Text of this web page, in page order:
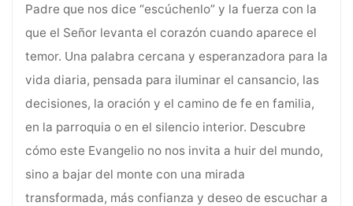
Padre que nos dice “escúchenlo” y la fuerza con la
que el Señor levanta el corazón cuando aparece el
temor. Una palabra cercana y esperanzadora para la
vida diaria, pensada para iluminar el cansancio, las
decisiones, la oración y el camino de fe en familia,
en la parroquia o en el silencio interior. Descubre
cómo este Evangelio no nos invita a huir del mundo,
sino a bajar del monte con una mirada
transformada, más confianza y deseo de escuchar a